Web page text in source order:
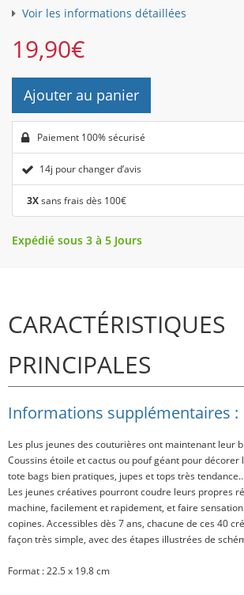
Voir les informations détaillées
19,90€
Ajouter au panier
Paiement 100% sécurisé
14j pour changer d’avis
3Xsans frais dès 100€
Expédié sous 3 à 5 Jours
CARACTÉRISTIQUES
PRINCIPALES
Informations supplémentaires :
Les plus jeunes des couturières ont maintenant leur
Coussins étoile et cactus ou pouf géant pour décorer
tote bags bien pratiques, jupes et tops très
Les jeunes créatives pourront coudre leurs propres
machine, facilement et rapidement, et faire
copines. Accessibles dès 7 ans, chacune de ces 40
façon très simple, avec des étapes illustrées de
Format : 22.5 x 19.8 cm